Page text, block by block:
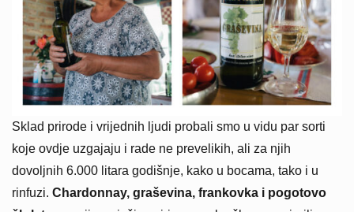
Sklad prirode i vrijednih ljudi probali smo u vidu par sorti
koje ovdje uzgajaju i rade ne prevelikih, ali za njih
dovoljnih 6.000 litara godišnje, kako u bocama, tako i u
rinfuzi. Chardonnay, graševina, frankovka i pogotovo